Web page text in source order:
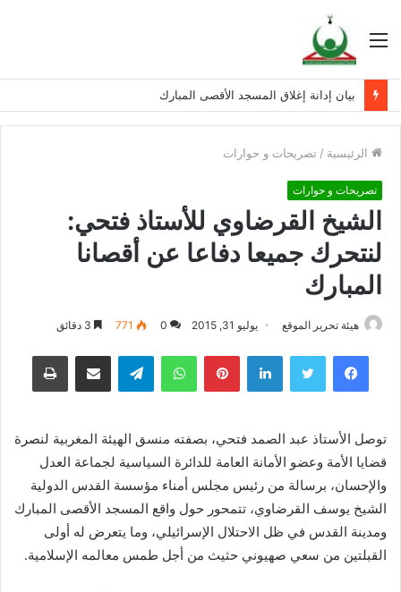
القائمة
بيان إدانة إغلاق المسجد الأقصى المبارك
الرئيسية / تصريحات و حوارات
تصريحات و حوارات
الشيخ القرضاوي للأستاذ فتحي:
لنتحرك جميعا دفاعا عن أقصانا
المبارك
هيئة تحرير الموقع يوليو 31, 2015 0
771
فيسبوك تويتر لينكدإن بينتيريستواتساب تيلقرام مشاركة عبر البريد طباعة
توصل الأستاذ عبد الصمد فتحي، بصفته منسق الهيئة المغربية لنصرة
قضايا الأمة وعضو الأمانة العامة للدائرة السياسية لجماعة العدل
والإحسان، برسالة من رئيس مجلس أمناء مؤسسة القدس الدولية
الشيخ يوسف القرضاوي، تتمحور حول واقع المسجد الأقصى المبارك
ومدينة القدس في ظل الاحتلال الإسرائيلي، وما يتعرض له أولى
القبلتين من سعي صهيوني حثيث من أجل طمس معالمه الإسلامية.